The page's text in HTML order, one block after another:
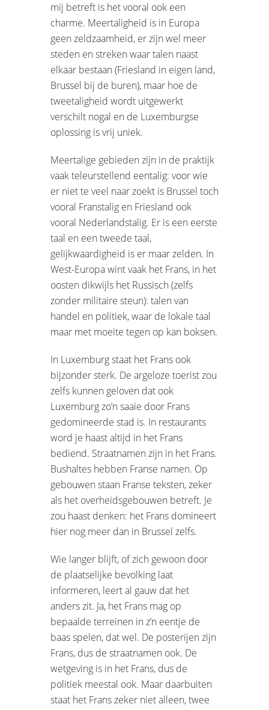
mij betreft is het vooral ook een
charme. Meertaligheid is in Europa
geen zeldzaamheid, er zijn wel meer
steden en streken waar talen naast
elkaar bestaan (Friesland in eigen land,
Brussel bij de buren), maar hoe de
tweetaligheid wordt uitgewerkt
verschilt nogal en de Luxemburgse
oplossing is vrij uniek.
Meertalige gebieden zijn in de praktijk
vaak teleurstellend eentalig: voor wie
er niet te veel naar zoekt is Brussel toch
vooral Franstalig en Friesland ook
vooral Nederlandstalig. Er is een eerste
taal en een tweede taal,
gelijkwaardigheid is er maar zelden. In
West-Europa wint vaak het Frans, in het
oosten dikwijls het Russisch (zelfs
zonder militaire steun): talen van
handel en politiek, waar de lokale taal
maar met moeite tegen op kan boksen.
In Luxemburg staat het Frans ook
bijzonder sterk. De argeloze toerist zou
zelfs kunnen geloven dat ook
Luxemburg zo’n saaie door Frans
gedomineerde stad is. In restaurants
word je haast altijd in het Frans
bediend. Straatnamen zijn in het Frans.
Bushaltes hebben Franse namen. Op
gebouwen staan Franse teksten, zeker
als het overheidsgebouwen betreft. Je
zou haast denken: het Frans domineert
hier nog meer dan in Brussel zelfs.
Wie langer blijft, of zich gewoon door
de plaatselijke bevolking laat
informeren, leert al gauw dat het
anders zit. Ja, het Frans mag op
bepaalde terreinen in z’n eentje de
baas spelen, dat wel. De posterijen zijn
Frans, dus de straatnamen ook. De
wetgeving is in het Frans, dus de
politiek meestal ook. Maar daarbuiten
staat het Frans zeker niet alleen, twee